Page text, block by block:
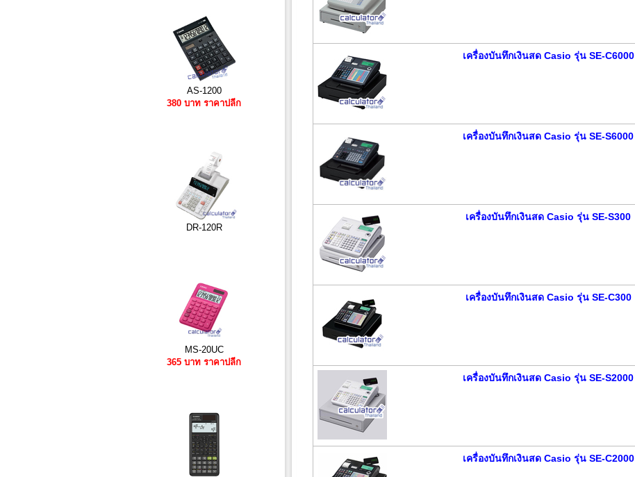
AS-1200
380 บาท ราคาปลีก
DR-120R
MS-20UC
365 บาท ราคาปลีก
เครื่องบันทึกเงินสด Casio รุ่น SE-C6000
เครื่องบันทึกเงินสด Casio รุ่น SE-S6000
เครื่องบันทึกเงินสด Casio รุ่น SE-S300
เครื่องบันทึกเงินสด Casio รุ่น SE-C300
เครื่องบันทึกเงินสด Casio รุ่น SE-S2000
เครื่องบันทึกเงินสด Casio รุ่น SE-C2000